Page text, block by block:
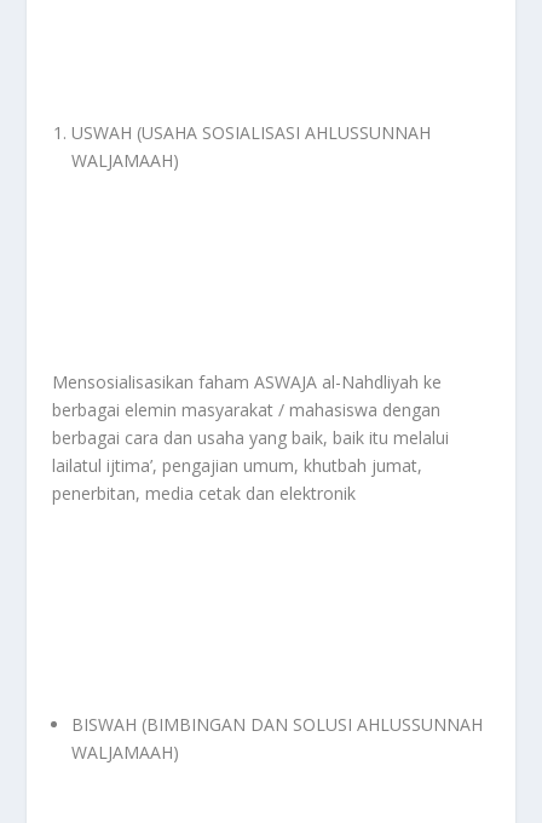
USWAH (USAHA SOSIALISASI AHLUSSUNNAH
WALJAMAAH)
Mensosialisasikan faham ASWAJA al-Nahdliyah ke
berbagai elemin masyarakat / mahasiswa dengan
berbagai cara dan usaha yang baik, baik itu melalui
lailatul ijtima’, pengajian umum, khutbah jumat,
penerbitan, media cetak dan elektronik
BISWAH (BIMBINGAN DAN SOLUSI AHLUSSUNNAH
WALJAMAAH)